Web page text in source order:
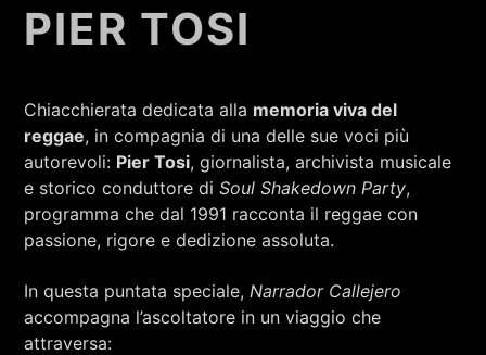
+393401974468
Sostieni Radio Città Aperta
PIER TOSI
Chiacchierata dedicata alla memoria viva del
reggae, in compagnia di una delle sue voci più
autorevoli: Pier Tosi, giornalista, archivista musicale
e storico conduttore diSoul Shakedown Party,
programma che dal 1991 racconta il reggae con
passione, rigore e dedizione assoluta.
In questa puntata speciale, Narrador Callejero
accompagna l’ascoltatore in un viaggio che
attraversa: